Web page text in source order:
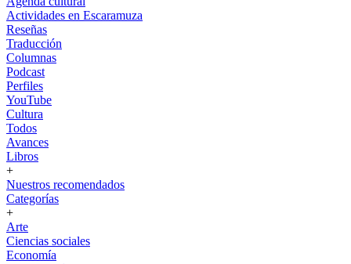
Actividades en Escaramuza
Reseñas
Traducción
Columnas
Podcast
Perfiles
YouTube
Cultura
Todos
Avances
Libros
+
Nuestros recomendados
Categorías
+
Arte
Ciencias sociales
Economía